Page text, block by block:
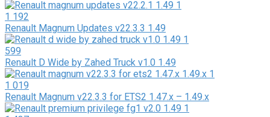
1 192
Renault Magnum Updates v22.3.3 1.49
599
Renault D Wide by Zahed Truck v1.0 1.49
1 019
Renault Magnum v22.3.3 for ETS2 1.47.x – 1.49.x